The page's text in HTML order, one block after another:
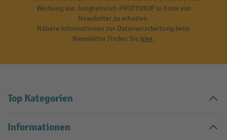
Werbung von Jungheinrich PROFISHOP in Form von
Newsletter zu erhalten.
Nähere Informationen zur Datenverarbeitung beim
Newsletter finden Sie hier.
Top Kategorien
Informationen